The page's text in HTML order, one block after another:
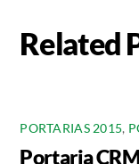
Related
PORTARIAS 2015,
Portaria